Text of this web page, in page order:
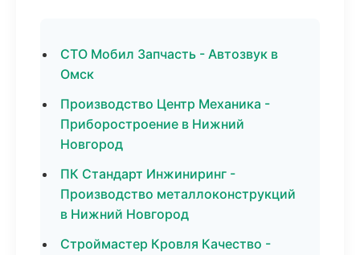
СТО Мобил Запчасть - Автозвук в
Омск
Производство Центр Механика -
Приборостроение в Нижний
Новгород
ПК Стандарт Инжиниринг -
Производство металлоконструкций
в Нижний Новгород
Строймастер Кровля Качество -